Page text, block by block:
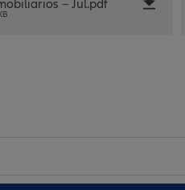
– Jul.pdf